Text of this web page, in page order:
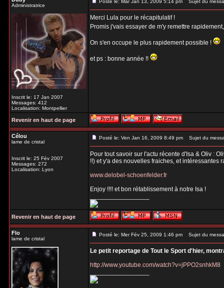
Administratrice
Inscrit le: 17 Jan 2007
Messages: 412
Localisation: Montpellier
Posté le: Mar Jan 13, 2009 5:14 pm Sujet du
Merci Lula pour le récapitulatif !
Promis j'vais essayer de m'y remettre
On s'en occupe le plus rapidement possible !
et ps : bonne année !!
Revenir en haut de page
Célou
lame de cristal
Inscrit le: 25 Fév 2007
Messages: 272
Localisation: Lyon
Posté le: Ven Jan 16, 2009 8:49 pm Sujet du
Pour tout savoir sur l'actu récente d'Isa & Oliv :
!!) et y'a des nouvelles fraiches, et intéressantes
www.delobel-schoenfelder.fr
Enjoy !!!! et bon rétablissement à notre Isa !
_________________
Revenir en haut de page
Flo
lame de cristal
Posté le: Mer Fév 25, 2009 1:46 pm Sujet du
Le petit reportage de Tout le Sport d'hier,
http://www.youtube.com/watch?v=jPPO2snhkM8
_________________